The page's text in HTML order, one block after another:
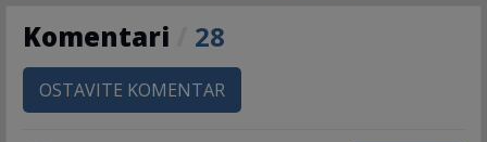
Komentari 28
OSTAVITE KOMENTAR